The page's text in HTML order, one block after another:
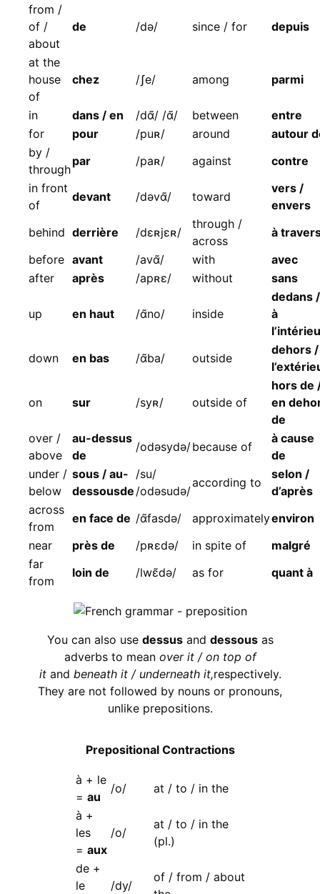
from /
of /
about
de /də/ since / for depuis
at the
house
of
chez /ʃe/ among parmi
in dans / en /dɑ̃/ /ɑ̃/ between
entre
for
pour /puʀ/ around
autour
by /
through
par /paʀ/ against
contre
in front
of
devant /dəvɑ̃/ toward
vers /
envers
behind derrière /dɛʀjɛʀ/
through /
across
à
before avant /avɑ̃/ with
avec
after
après /apʀɛ/ without sans
up en haut /ɑ̃no/ inside
dedans /
à
down
en bas /ɑ̃ba/ outside
dehors /
on sur /syʀ/ outside of
hors de
en
de
over /
above
au-dessus
de
/odəsydə/because of
à cause
de
under /
below
sous / au-
dessousde
/su/
/odəsudə/
according to
selon /
d’après
across
from
en face de /ɑ̃fasdə/ approximatelyenviron
near
près de /pʀɛdə/ in spite of
malgré
far
from
loin de /lwɛ̃də/ as for quant à
You can also use dessusand dessousas
adverbs to mean over it / on top of
itand beneath it / underneath it,respectively.
They are not followed by nouns or pronouns,
unlike prepositions.
Prepositional Contractions
à + le
= au
/o/
at / to / in the
à +
les
= aux
/o/
at / to / in the
(pl.)
de +
le
/dy/
of / from / about